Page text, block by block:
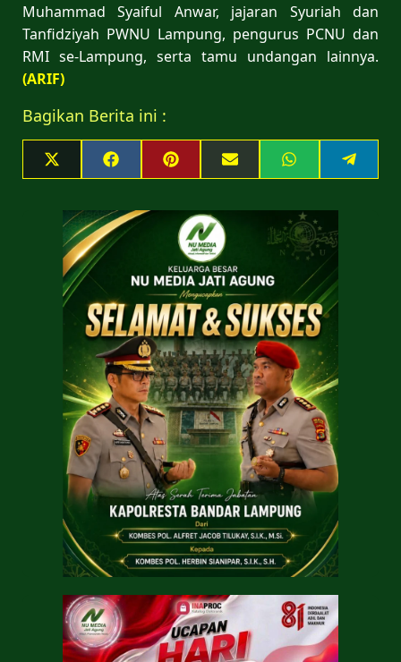
Muhammad Syaiful Anwar, jajaran Syuriah dan
Tanfidziyah PWNU Lampung, pengurus PCNU dan
RMI se-Lampung, serta tamu undangan lainnya.
(ARIF)
Bagikan Berita ini :